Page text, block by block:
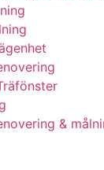
&